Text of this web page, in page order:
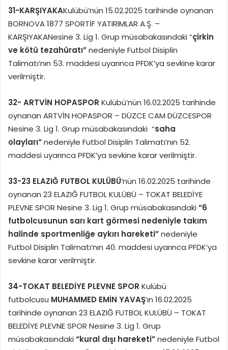
31-KARŞIYAKAKulübü’nün 15.02.2025 tarihinde oynanan
BORNOVA 1877 SPORTİF YATIRIMLAR A.Ş. –
KARŞIYAKANesine 3. Lig 1. Grup müsabakasındaki “çirkin
ve kötü tezahüratı”nedeniyle Futbol Disiplin
Talimatı’nın 53. maddesi uyarınca PFDK’ya sevkine karar
verilmiştir.
32- ARTVİN HOPASPOR Kulübü’nün 16.02.2025 tarihinde
oynanan ARTVİN HOPASPOR – DÜZCE CAM DÜZCESPOR
Nesine 3. Lig 1. Grup müsabakasındaki “saha
olayları”nedeniyle Futbol Disiplin Talimatı’nın 52.
maddesi uyarınca PFDK’ya sevkine karar verilmiştir.
33-23 ELAZIĞ FUTBOL KULÜBÜ’nün 16.02.2025 tarihinde
oynanan 23 ELAZIĞ FUTBOL KULÜBÜ – TOKAT BELEDİYE
PLEVNE SPOR Nesine 3. Lig 1. Grup müsabakasındaki“6
futbolcusunun sarı kart görmesi nedeniyle takım
halinde sportmenliğe aykırı hareketi”nedeniyle
Futbol Disiplin Talimatı’nın 40. maddesi uyarınca PFDK’ya
sevkine karar verilmiştir.
34-TOKAT BELEDİYE PLEVNE SPOR Kulübü
futbolcusu MUHAMMED EMİN YAVAŞ’ın 16.02.2025
tarihinde oynanan 23 ELAZIĞ FUTBOL KULÜBÜ – TOKAT
BELEDİYE PLEVNE SPOR Nesine 3. Lig 1. Grup
müsabakasındaki“kural dışı hareketi”nedeniyle Futbol